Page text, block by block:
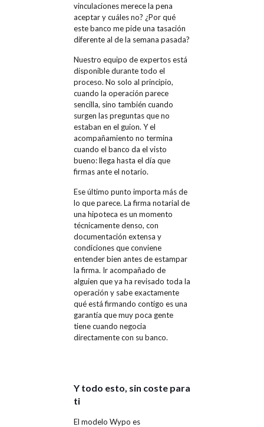
vinculaciones merece la pena
aceptar y cuáles no? ¿Por qué
este banco me pide una tasación
diferente al de la semana pasada?
Nuestro equipo de expertos está
disponible durante todo el
proceso. No solo al principio,
cuando la operación parece
sencilla, sino también cuando
surgen las preguntas que no
estaban en el guion. Y el
acompañamiento no termina
cuando el banco da el visto
bueno: llega hasta el día que
firmas ante el notario.
Ese último punto importa más de
lo que parece. La firma notarial de
una hipoteca es un momento
técnicamente denso, con
documentación extensa y
condiciones que conviene
entender bien antes de estampar
la firma. Ir acompañado de
alguien que ya ha revisado toda la
operación y sabe exactamente
qué está firmando contigo es una
garantía que muy poca gente
tiene cuando negocia
directamente con su banco.
Y todo esto, sin coste para
ti
El modelo Wypo es